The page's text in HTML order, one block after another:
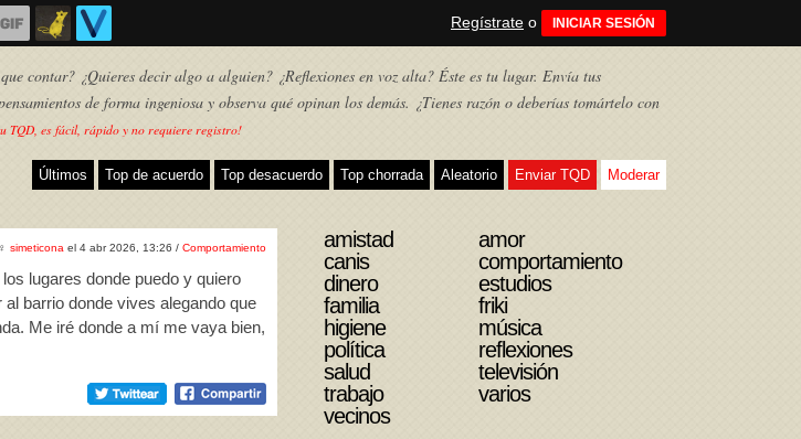
Regístrate o INICIAR SESIÓN
contar? ¿Quieres decir algo a alguien? ¿Reflexiones en voz alta? Éste es tu lugar. Envía tus
de forma ingeniosa y observa qué opinan los demás. ¿Tienes razón o deberías tomártelo con
TQD, es fácil, rápido y no requiere registro!
Últimos Top de acuerdo Top desacuerdo Top chorrada Aleatorio Enviar TQD Moderar
TQD
♀ simeticona el 4 abr 2026, 13:26 / Comportamiento
lugares donde puedo y quiero
barrio donde vives alegando que
Me iré donde a mí me vaya bien,
amistad
amor
canis
comportamiento
dinero
estudios
familia
friki
higiene
música
política
reflexiones
salud
televisión
trabajo
varios
vecinos